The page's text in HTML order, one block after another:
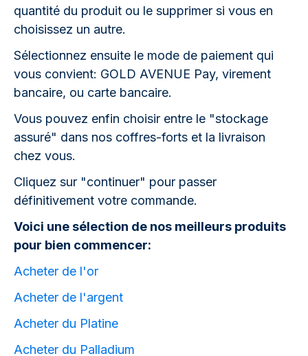
quantité du produit ou le supprimer si vous en
choisissez un autre.
Sélectionnez ensuite le mode de paiement qui
vous convient: GOLD AVENUE Pay, virement
bancaire, ou carte bancaire.
Vous pouvez enfin choisir entre le "stockage
assuré" dans nos coffres-forts et la livraison
chez vous.
Cliquez sur "continuer" pour passer
définitivement votre commande.
Voici une sélection de nos meilleurs produits
pour bien commencer:
Acheter de l'or
Acheter de l'argent
Acheter du Platine
Acheter du Palladium